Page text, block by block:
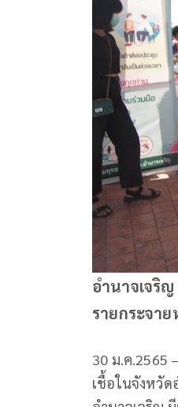
อำนาจเจริ
รายกระจา
30 ม.ค.2565
เชื้อในจังหวัด